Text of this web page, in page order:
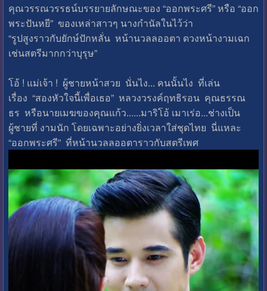
คุณวรรณวรรธน์บรรยายลักษณะของ “ออกพระศรี” หรือ “ออก
พระปันหยี” ของเหล่าสาวๆ นางกำนัลในไว้ว่า
“รูปสูงราวกับยักษ์ปักหลั่น หน้านวลลออตา ดวงหน้างามเฉก
เช่นสตรีมากกว่าบุรุษ”
โอ้ ! แม่เจ้า ! ผู้ชายหน้าสวย นั่นไง... คนนั้นไง ที่เล่น
เรื่อง “สองหัวใจนี้เพื่อเธอ” หลวงวรงค์ฤทธิรอน คุณธรรณ
ธร หรือนายเมฆของคุณแก้ว......มาริโอ้ เมาเร่อ...ช่างเป็น
ผู้ชายที่ งามนัก โดยเฉพาะอย่างยิ่งเวลาใส่ชุดไทย นี่แหละ
“ออกพระศรี” ที่หน้านวลลออตาราวกับสตรีเพศ